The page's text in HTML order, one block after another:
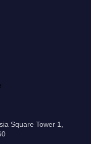
Square Tower 1,